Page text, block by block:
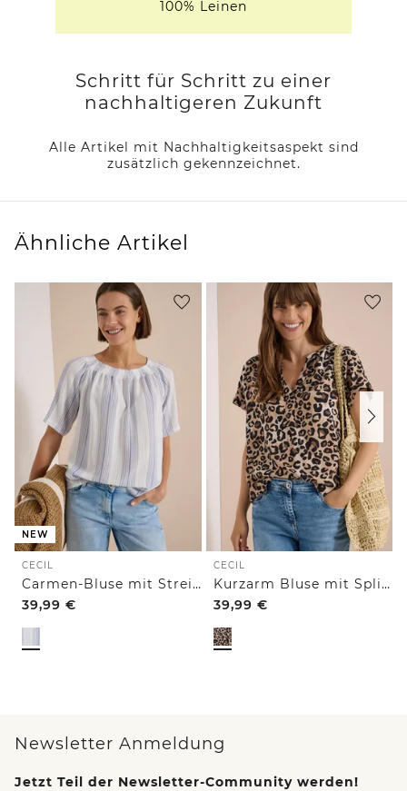
100% Leinen
Schritt für Schritt zu einer
nachhaltigeren Zukunft
Alle Artikel mit Nachhaltigkeitsaspekt sind
zusätzlich gekennzeichnet.
Ähnliche Artikel
NEW
CECIL
Carmen-Bluse mit Streifenmuster
39,99 €
CECIL
Kurzarm Bluse mit Split Neck und Leo-Print
39,99 €
Newsletter Anmeldung
Jetzt Teil der Newsletter-Community werden!